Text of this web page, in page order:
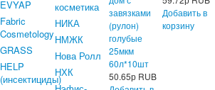
EVYAP
Fabric
Cosmetology
GRASS
HELP
(инсектициды)
косметика
НИКА
НМЖК
Нова Ролл
НХК
завязками
(рулон)
голубые
25мкм
60л*10шт
50.65р RUB
Добавить в
корзину